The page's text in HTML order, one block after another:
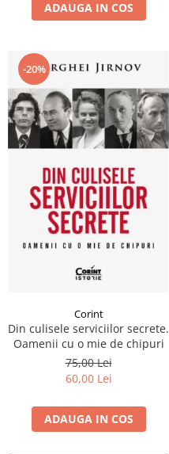
ADAUGA IN COS
-20%
Corint
Din culisele serviciilor secrete.
Oamenii cu o mie de chipuri
75,00 Lei
60,00 Lei
ADAUGA IN COS